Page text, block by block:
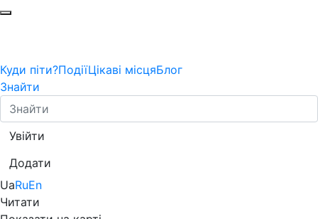
Куди піти?ПодіїЦікаві місцяБлог
Знайти
Увійти
Додати
UaRuEn
Читати